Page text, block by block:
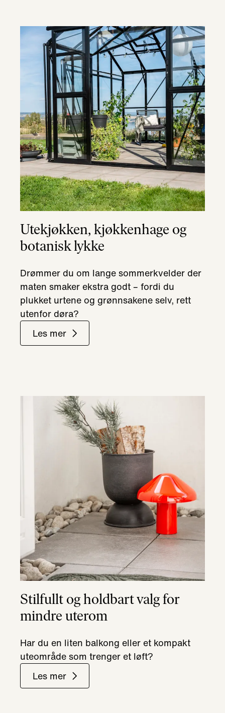
Utekjøkken, kjøkkenhage og
botanisk lykke
Drømmer du om lange sommerkvelder der
maten smaker ekstra godt – fordi du
plukket urtene og grønnsakene selv, rett
utenfor døra?
Les mer
Stilfullt og holdbart valg for
mindre uterom
Har du en liten balkong eller et kompakt
uteområde som trenger et løft?
Les mer